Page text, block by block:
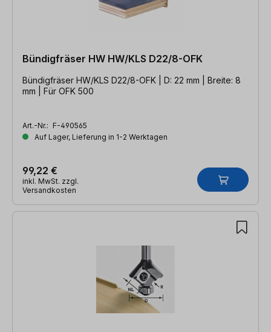
Bündigfräser HW HW/KLS D22/8-OFK
Bündigfräser HW/KLS D22/8-OFK | D: 22 mm | Breite: 8
mm | Für OFK 500
Art.-Nr.: F-490565
Auf Lager, Lieferung in 1-2 Werktagen
99,22 €
inkl. MwSt. zzgl.
Versandkosten